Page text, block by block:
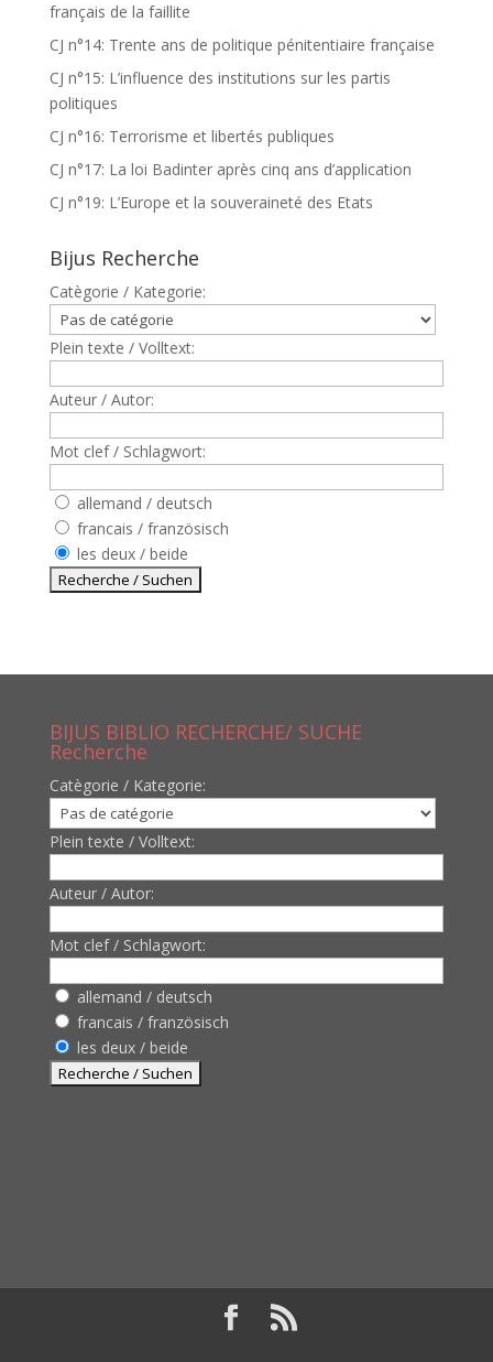
français de la faillite
CJ n°14: Trente ans de politique pénitentiaire française
CJ n°15: L’influence des institutions sur les partis
politiques
CJ n°16: Terrorisme et libertés publiques
CJ n°17: La loi Badinter après cinq ans d’application
CJ n°19: L’Europe et la souveraineté des Etats
Bijus Recherche
Catègorie / Kategorie:
Plein texte / Volltext:
Auteur / Autor:
Mot clef / Schlagwort:
allemand / deutsch
francais / französisch
les deux / beide
BIJUS BIBLIO RECHERCHE/ SUCHE
Recherche
Catègorie / Kategorie:
Plein texte / Volltext:
Auteur / Autor:
Mot clef / Schlagwort:
allemand / deutsch
francais / französisch
les deux / beide